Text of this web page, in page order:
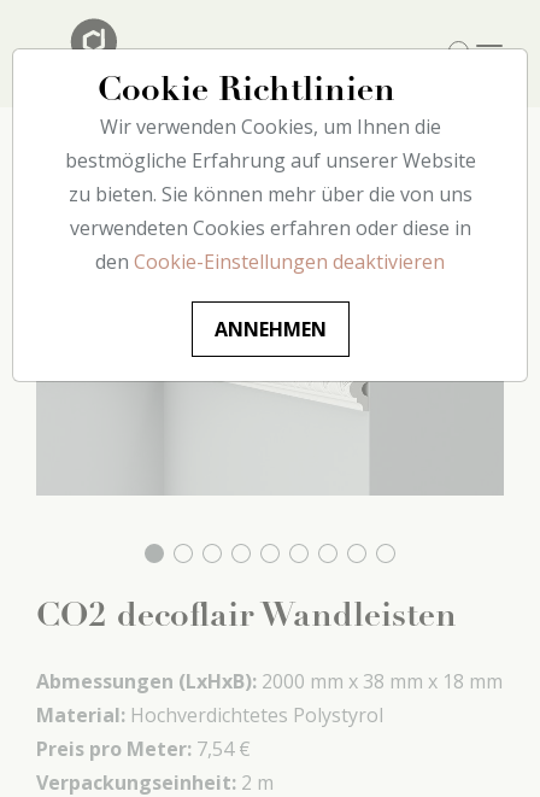
HomeCatalogueWandCO2 decoflair
CO2 decoflair Wandleisten
Abmessungen (LxHxB): 2000 mm x 38 mm x 18 mm
Material: Hochverdichtetes Polystyrol
Preis pro Meter: 7,54 €
Verpackungseinheit: 2 m
Cookie Richtlinien
Wir verwenden Cookies, um Ihnen die
bestmögliche Erfahrung auf unserer Website
zu bieten. Sie können mehr über die von uns
verwendeten Cookies erfahren oder diese in
den Cookie-Einstellungen deaktivieren
ANNEHMEN